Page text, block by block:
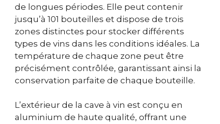
de longues périodes. Elle peut contenir
jusqu’à 101 bouteilles et dispose de trois
zones distinctes pour stocker différents
types de vins dans les conditions idéales. La
température de chaque zone peut être
précisément contrôlée, garantissant ainsi la
conservation parfaite de chaque bouteille.
L’extérieur de la cave à vin est conçu en
aluminium de haute qualité, offrant une